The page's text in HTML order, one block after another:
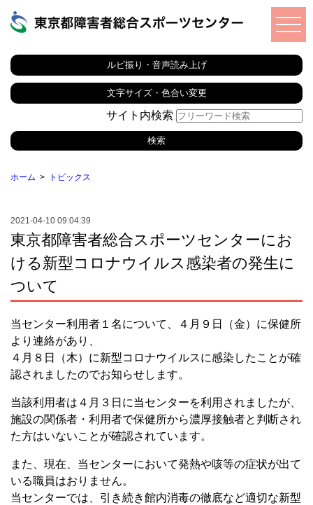
ルビ振り・音声読み上げ
文字サイズ・色合い変更
サイト内検索
ホーム トピックス
2021-04-10 09:04:39
東京都障害者総合スポーツセンターにお
ける新型コロナウイルス感染者の発生に
ついて
当センター利用者１名について、４月９日（金）に保健所
より連絡があり、
４月８日（木）に新型コロナウイルスに感染したことが確
認されましたのでお知らせします。
当該利用者は４月３日に当センターを利用されましたが、
施設の関係者・利用者で保健所から濃厚接触者と判断され
た方はいないことが確認されています。
また、現在、当センターにおいて発熱や咳等の症状が出て
いる職員はおりません。
当センターでは、引き続き館内消毒の徹底など適切な新型